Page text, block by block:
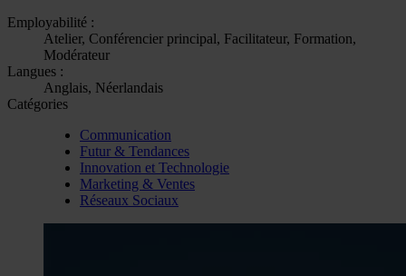
Employabilité :
Atelier, Conférencier principal, Facilitateur, Formation,
Modérateur
Langues :
Anglais, Néerlandais
Catégories
Communication
Futur & Tendances
Innovation et Technologie
Marketing & Ventes
Réseaux Sociaux